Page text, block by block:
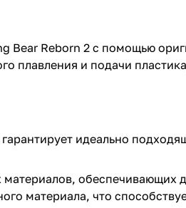
Bear Reborn 2 с помощью
плавления и подачи
идеально
обеспечивающих
материала, что